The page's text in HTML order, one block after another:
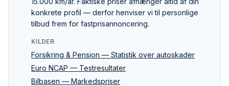
konkrete profil — derfor henviser vi til personlige
tilbud frem for fastpris­annoncering.
KILDER
Forsikring & Pension — Statistik over autoskader
Euro NCAP — Testresultater
Bilbasen — Markedspriser